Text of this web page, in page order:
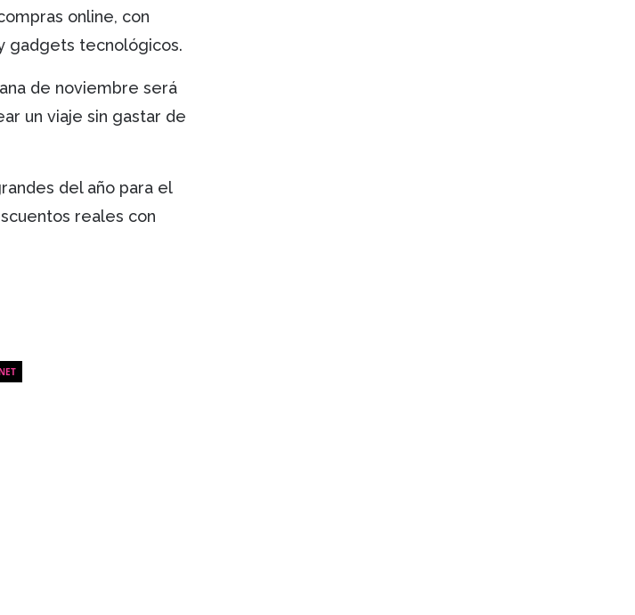
online, con
gadgets tecnológicos.
de noviembre será
un viaje sin gastar de
del año para el
reales con